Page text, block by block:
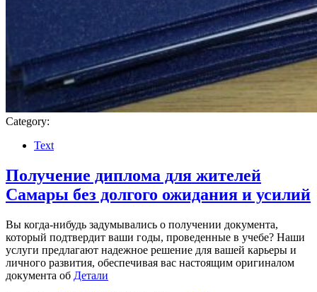
Category:
Text
Получение диплома для жителей
Самары без долгого ожидания и усилий
Вы когда-нибудь задумывались о получении документа,
который подтвердит ваши годы, проведенные в учебе? Наши
услуги предлагают надежное решение для вашей карьеры и
личного развития, обеспечивая вас настоящим оригиналом
документа об Детали